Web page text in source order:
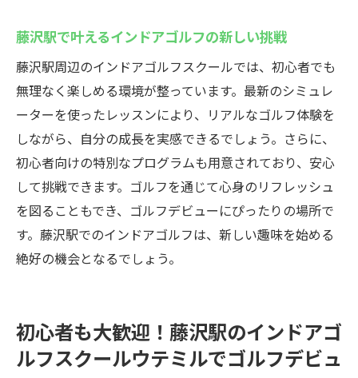
初心者に嬉しい特典やサービス
初めてのゴルフレッスンに必要な準備
藤沢駅周辺でゴルフを始めるなら24時間営業の
インドアゴルフスクールウテミルで決まり
インドアゴルフスクール選びの決め手
24時間営業のインドアゴルフの魅力
藤沢駅近くでのゴルフライフの始め方
ウテミルでの充実したゴルフ体験
初めてのゴルフにおすすめのスクール
藤沢駅で叶えるインドアゴルフの新しい挑戦
藤沢駅周辺のインドアゴルフスクールでは、初心者でも
無理なく楽しめる環境が整っています。最新のシミュレ
ーターを使ったレッスンにより、リアルなゴルフ体験を
しながら、自分の成長を実感できるでしょう。さらに、
初心者向けの特別なプログラムも用意されており、安心
して挑戦できます。ゴルフを通じて心身のリフレッシュ
を図ることもでき、ゴルフデビューにぴったりの場所で
す。藤沢駅でのインドアゴルフは、新しい趣味を始める
絶好の機会となるでしょう。
初心者も大歓迎！藤沢駅のインドアゴ
ルフスクールウテミルでゴルフデビュ